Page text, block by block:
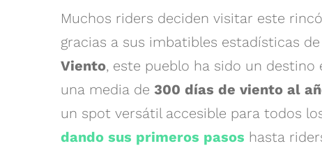
Muchos riders deciden visitar este
gracias a sus imbatibles estadísticas
Viento, este pueblo ha sido un
una media de 300 días de viento al
un spot versátil accesible para todos
dando sus primeros pasos hasta